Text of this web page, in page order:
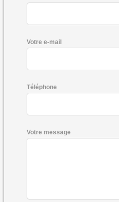
Votre e-mail
Téléphone
Votre message